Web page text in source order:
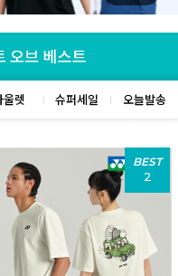
울렛 슈퍼세일 오늘발송
BEST
2